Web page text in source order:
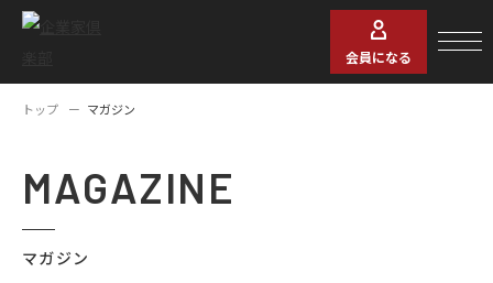
会員になる
トップ マガジン
MAGAZINE
マガジン